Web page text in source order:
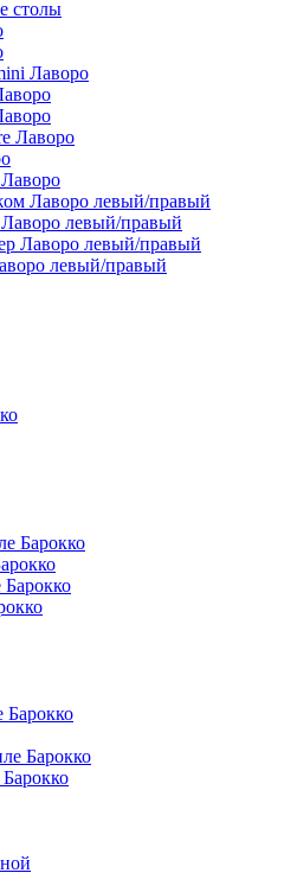
столы
Лаворо
Лаворо
Лаворо левый/правый
левый/правый
Лаворо левый/правый
левый/правый
Барокко
Барокко
Барокко